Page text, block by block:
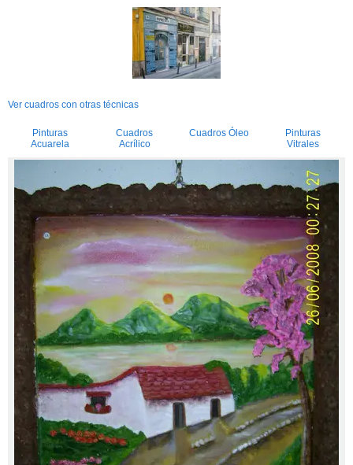
Ver cuadros con otras técnicas
Pinturas
Acuarela
Cuadros
Acrílico
Cuadros Óleo
Pinturas
Vitrales